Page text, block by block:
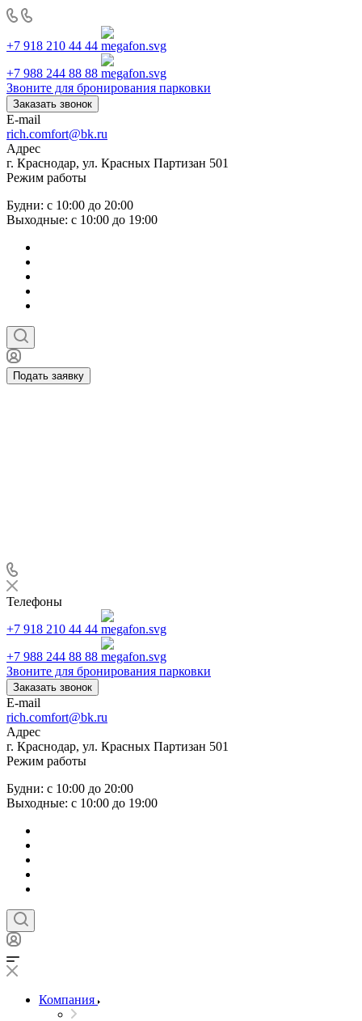
+7 918 210 44 44
+7 988 244 88 88
Звоните для бронирования парковки
Заказать звонок
E-mail
rich.comfort@bk.ru
Адрес
г. Краснодар, ул. Красных Партизан 501
Режим работы
Будни: с 10:00 до 20:00
Выходные: с 10:00 до 19:00
Подать заявку
Телефоны
+7 918 210 44 44
+7 988 244 88 88
Звоните для бронирования парковки
Заказать звонок
E-mail
rich.comfort@bk.ru
Адрес
г. Краснодар, ул. Красных Партизан 501
Режим работы
Будни: с 10:00 до 20:00
Выходные: с 10:00 до 19:00
Компания